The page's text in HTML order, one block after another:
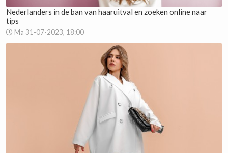
Nederlanders in de ban van haaruitval en zoeken online naar
tips
Ma 31-07-2023, 18:00